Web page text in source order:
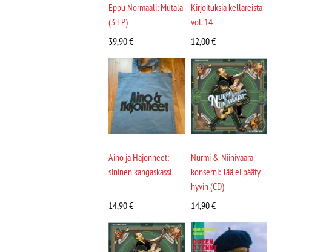
Eppu Normaali: Mutala
(3 LP)
39,90€
Kirjoituksia kellareista
vol. 14
12,00€
Aino ja Hajonneet:
sininen kangaskassi
14,90€
Nurmi & Niinivaara
konserni: Tää ei pääty
hyvin (CD)
14,90€